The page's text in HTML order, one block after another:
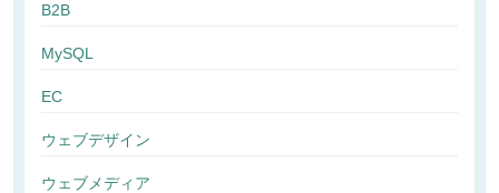
B2B
MySQL
EC
ウェブデザイン
ウェブメディア